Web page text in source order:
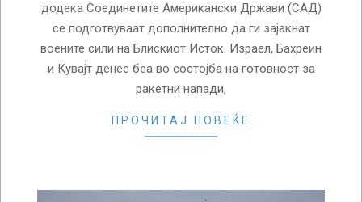
додека Соединетите Американски Држави (САД)
се подготвуваат дополнително да ги зајакнат
воените сили на Блискиот Исток. Израел, Бахреин
и Кувајт денес беа во состојба на готовност за
ракетни напади,
ПРОЧИТАЈ ПОВЕЌЕ